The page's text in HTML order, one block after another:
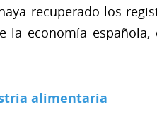
recuperado los
la economía
alimentaria